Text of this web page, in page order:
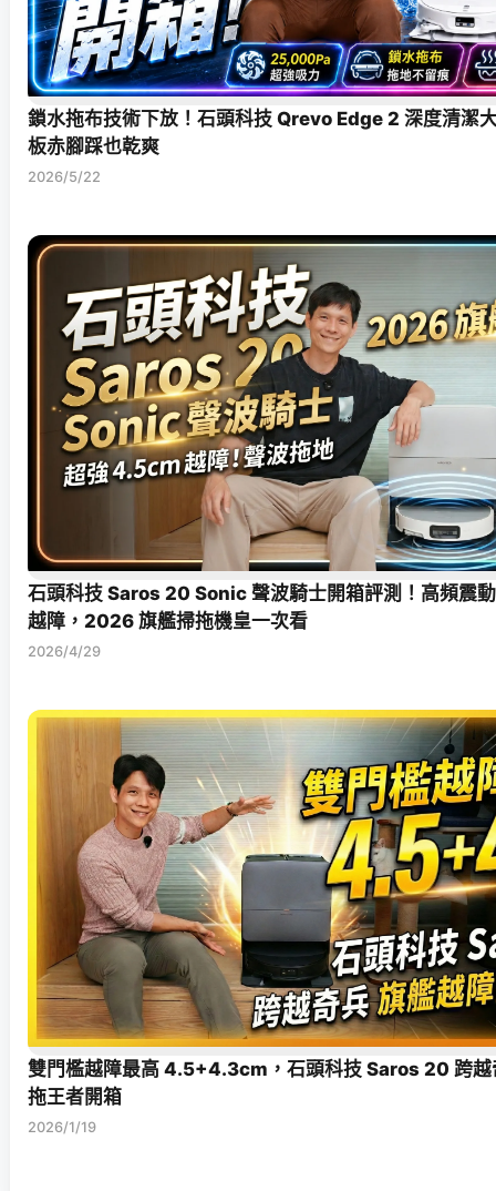
鎖水拖布技術下放！石頭科技 Qrevo Edge 2 深度清潔
板赤腳踩也乾爽
2026/5/22
石頭科技 Saros 20 Sonic 聲波騎士開箱評測！高頻震
越障，2026 旗艦掃拖機皇一次看
2026/4/29
雙門檻越障最高 4.5+4.3cm，石頭科技 Saros 20 跨越
拖王者開箱
2026/1/19